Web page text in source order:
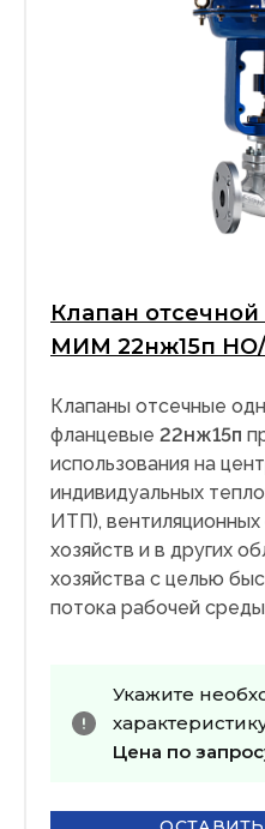
Клапан
МИМ 22нж15п
Клапаны отсечные
фланцевые 22нж15п
использования на
индивидуальных
ИТП),
хозяйств и в других
хозяйства с целью
потока рабочей
Укажите
Цена по